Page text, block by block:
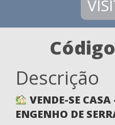
Descrição
VENDE-SE
ENGENHO DE